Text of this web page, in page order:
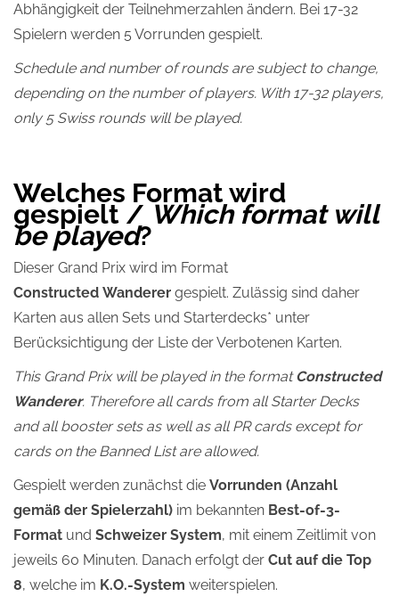
Abhängigkeit der Teilnehmerzahlen ändern. Bei 17-32
Spielern werden 5 Vorrunden gespielt.
Schedule and number of rounds are subject to change,
depending on the number of players. With 17-32 players,
only 5 Swiss rounds will be played.
Welches Format wird
gespielt / Which format will
be played?
Dieser Grand Prix wird im Format
Constructed Wanderer gespielt. Zulässig sind daher
Karten aus allen Sets und Starterdecks* unter
Berücksichtigung der Liste der Verbotenen Karten.
This Grand Prix will be played in the formatConstructed
Wanderer. Therefore all cards from all Starter Decks
and all booster sets as well as all PR cards except for
cards on the Banned List are allowed.
Gespielt werden zunächst die Vorrunden (Anzahl
gemäß der Spielerzahl) im bekannten Best-of-3-
Format und Schweizer System, mit einem Zeitlimit von
jeweils 60 Minuten. Danach erfolgt der Cut auf die Top
8, welche im K.O.-System weiterspielen.